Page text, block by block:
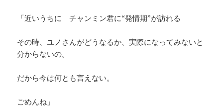
「近いうちに チャンミン君に“発情期”が訪れる
その時、ユノさんがどうなるか、実際になってみないと
分からないの。
だから今は何とも言えない。
ごめんね」